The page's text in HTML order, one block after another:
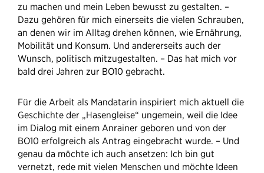
zu machen und mein Leben bewusst zu gestalten. –
Dazu gehören für mich einerseits die vielen Schrauben,
an denen wir im Alltag drehen können, wie Ernährung,
Mobilität und Konsum. Und andererseits auch der
Wunsch, politisch mitzugestalten. – Das hat mich vor
bald drei Jahren zur BO10 gebracht.
Für die Arbeit als Mandatarin inspiriert mich aktuell die
Geschichte der „Hasengleise“ ungemein, weil die Idee
im Dialog mit einem Anrainer geboren und von der
BO10 erfolgreich als Antrag eingebracht wurde. – Und
genau da möchte ich auch ansetzen: Ich bin gut
vernetzt, rede mit vielen Menschen und möchte Ideen